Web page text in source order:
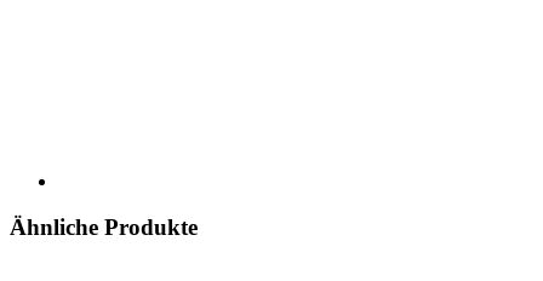
Ähnliche Produkte